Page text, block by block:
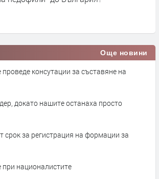
Още новини
консутации за съставяне на
докато нашите останаха просто
срок за регистрация на формации за
при националистите